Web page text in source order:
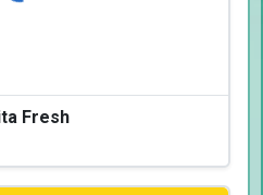
Fresh